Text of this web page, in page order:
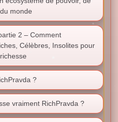
monde
2 – Comment
Célèbres, Insolites pour
?
vraiment RichPravda ?